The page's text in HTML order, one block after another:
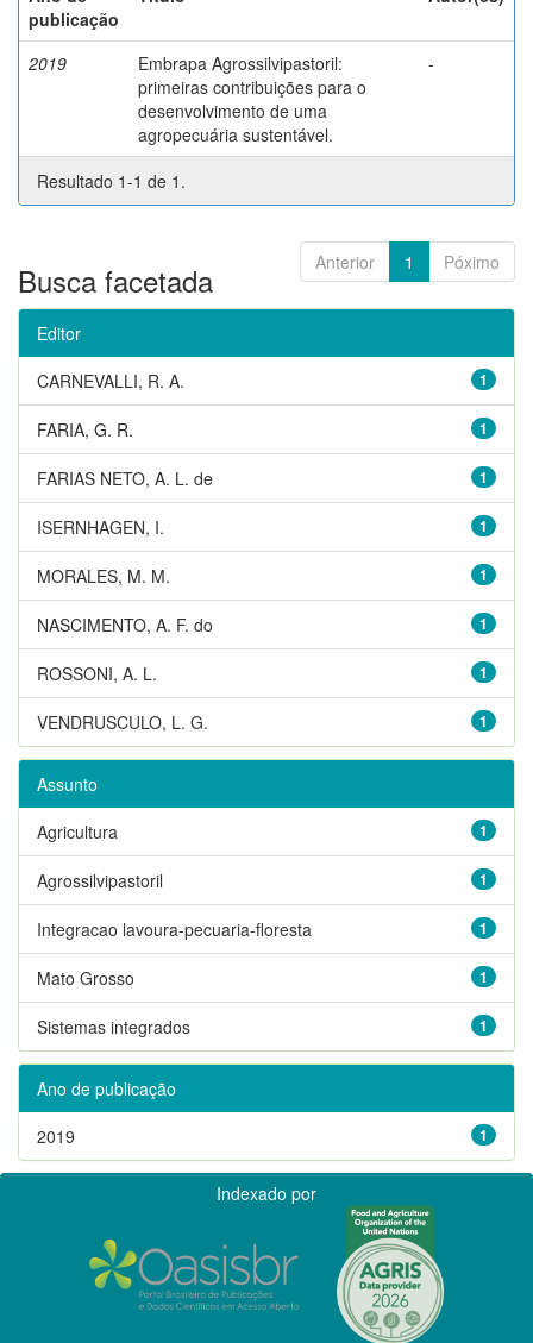
publicação
2019
Embrapa Agrossilvipastoril:
primeiras contribuições para o
desenvolvimento de uma
agropecuária sustentável.
-
Resultado 1-1 de 1.
Anterior 1 Póximo
Busca facetada
Editor
1
CARNEVALLI, R. A.
1
FARIA, G. R.
1
FARIAS NETO, A. L. de
1
ISERNHAGEN, I.
1
MORALES, M. M.
1
NASCIMENTO, A. F. do
1
ROSSONI, A. L.
1
VENDRUSCULO, L. G.
Assunto
1
Agricultura
1
Agrossilvipastoril
1
Integracao lavoura-pecuaria-floresta
1
Mato Grosso
1
Sistemas integrados
Ano de publicação
1
2019
Indexado por